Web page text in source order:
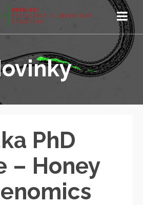
PhD
– Honey